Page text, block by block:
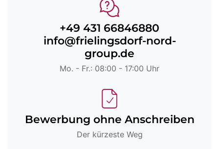
+49 431 66846880
info@frielingsdorf-nord-
group.de
Mo. - Fr.: 08:00 - 17:00 Uhr
Bewerbung ohne Anschreiben
Der kürzeste Weg